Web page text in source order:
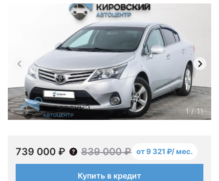
1/ 11
739 000 ₽ 839 000 ₽ от 9 321 ₽/ мес.
Купить в кредит